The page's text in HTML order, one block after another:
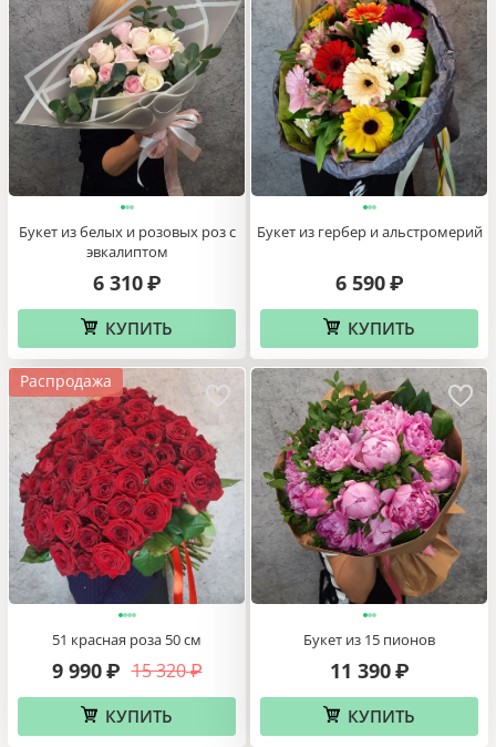
Букет из белых и розовых роз с
эвкалиптом
6 310 ₽
КУПИТЬ
Букет из гербер и альстромерий
6 590 ₽
КУПИТЬ
Распродажа
51 красная роза 50 см
15 320 ₽
9 990 ₽
КУПИТЬ
Букет из 15 пионов
11 390 ₽
КУПИТЬ